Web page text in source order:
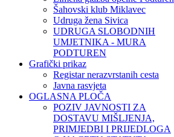
Šahovski klub Miklavec
Udruga žena Sivica
UDRUGA SLOBODNIH
UMJETNIKA - MURA
PODTUREN
Grafički prikaz
Registar nerazvrstanih cesta
Javna rasvjeta
OGLASNA PLOČA
POZIV JAVNOSTI ZA
DOSTAVU MIŠLJENJA,
PRIMJEDBI I PRIJEDLOGA